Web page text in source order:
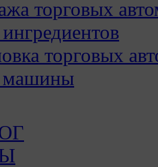
торговых
ингредиентов
торговых
машины